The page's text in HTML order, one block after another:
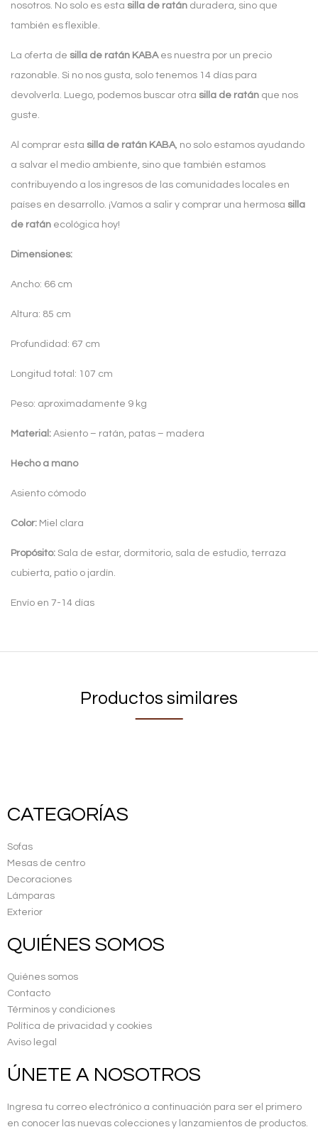
nosotros. No solo es esta silla de ratán duradera, sino que
también es flexible.
La oferta de silla de ratán KABAes nuestra por un precio
razonable. Si no nos gusta, solo tenemos 14 días para
devolverla. Luego, podemos buscar otra silla de ratán que nos
guste.
Al comprar esta silla de ratán KABA, no solo estamos ayudando
a salvar el medio ambiente, sino que también estamos
contribuyendo a los ingresos de las comunidades locales en
países en desarrollo. ¡Vamos a salir y comprar una hermosa silla
de ratán ecológica hoy!
Dimensiones:
Ancho: 66 cm
Altura: 85 cm
Profundidad: 67 cm
Longitud total: 107 cm
Peso: aproximadamente 9 kg
Material: Asiento – ratán, patas – madera
Hecho a mano
Asiento cómodo
Color: Miel clara
Propósito: Sala de estar, dormitorio, sala de estudio, terraza
cubierta, patio o jardín.
Envío en 7-14 días
Productos similares
CATEGORÍAS
Sofas
Mesas de centro
Decoraciones
Lámparas
Exterior
QUIÉNES SOMOS
Quiénes somos
Contacto
Términos y condiciones
Política de privacidad y cookies
Aviso legal
ÚNETE A NOSOTROS
Ingresa tu correo electrónico a continuación para ser el primero
en conocer las nuevas colecciones y lanzamientos de productos.